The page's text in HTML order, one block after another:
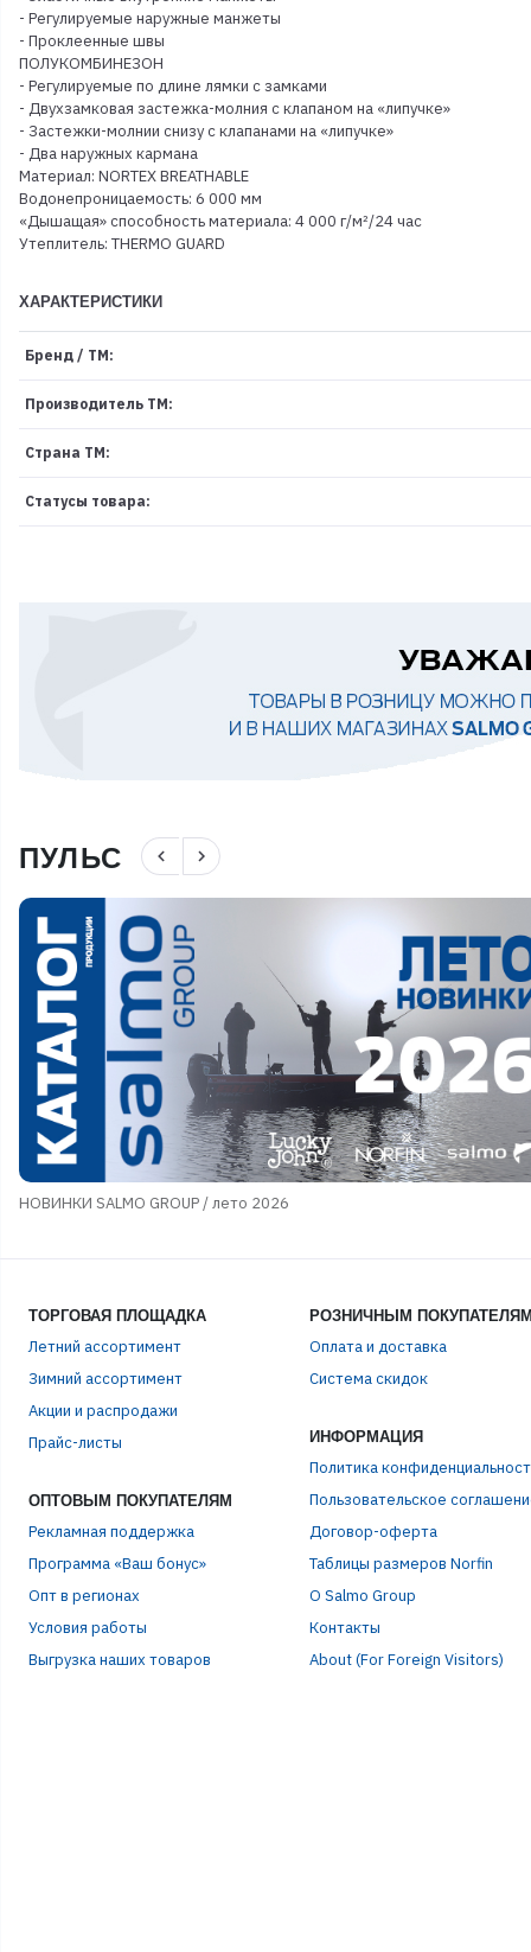
- Регулируемые наружные манжеты
- Проклеенные швы
ПОЛУКОМБИНЕЗОН
- Регулируемые по длине лямки с замками
- Двухзамковая застежка-молния с клапаном на «липучке»
- Застежки-молнии снизу с клапанами на «липучке»
- Два наружных кармана
Материал: NORTEX BREATHABLE
Водонепроницаемость: 6 000 мм
«Дышащая» способность материала: 4 000 г/м²/24 час
Утеплитель: THERMO GUARD
ХАРАКТЕРИСТИКИ
Бренд / ТМ:
Производитель ТМ:
Страна ТМ:
Статусы товара:
ПУЛЬС navigate_before navigate_next
НОВИНКИ SALMO GROUP / лето 2026
ТОРГОВАЯ ПЛОЩАДКА
Летний ассортимент
Зимний ассортимент
Акции и распродажи
Прайс-листы
ОПТОВЫМ ПОКУПАТЕЛЯМ
Рекламная поддержка
Программа «Ваш бонус»
Опт в регионах
Условия работы
Выгрузка наших товаров
РОЗНИЧНЫМ
Оплата и доставка
Система скидок
ИНФОРМАЦИЯ
Политика
Пользовательское
Договор-оферта
Таблицы размеров Norfin
О Salmo Group
Контакты
About (For Foreign Visitors)